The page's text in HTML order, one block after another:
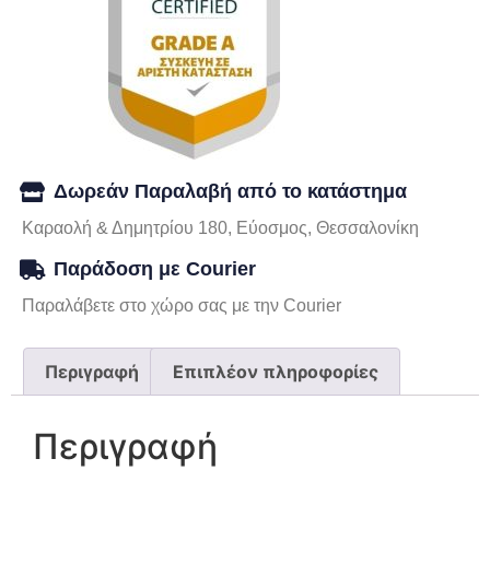
Δωρεάν Παραλαβή από το κατάστημα
Καραολή & Δημητρίου 180, Εύοσμος, Θεσσαλονίκη
Παράδοση με Courier
Παραλάβετε στο χώρο σας με την Courier
Περιγραφή Επιπλέον πληροφορίες
Περιγραφή